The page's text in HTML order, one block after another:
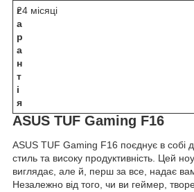
г
а
р
а
н
т
і
я
24 місяці
ASUS TUF Gaming F16
ASUS TUF Gaming F16 поєднує в собі
стиль та високу продуктивність. Цей
виглядає, але й, перш за все, надає
Незалежно від того, чи ви геймер,